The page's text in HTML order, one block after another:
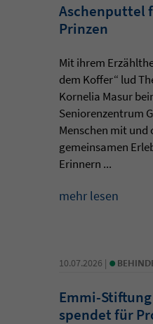
Aschenputtel
Prinzen
Mit ihrem
dem Koffer“ lud
Kornelia Masur
Seniorenzentrum
Menschen mit und
gemeinsamen
Erinnern ...
mehr lesen
10.07.2026 | •
Emmi-
spendet für